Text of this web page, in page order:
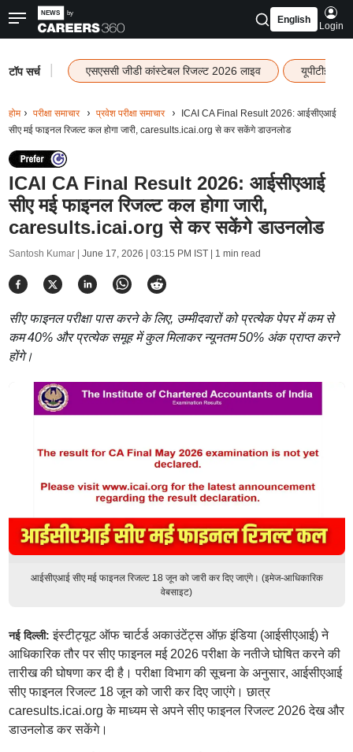
English
Login
टॉप सर्च एसएससी जीडी कांस्टेबल रिजल्ट 2026 लाइव यूपीटीईटी
होम परीक्षा समाचार प्रवेश परीक्षा समाचार
ICAI CA Final Result 2026: आईसीएआई
सीए मई फाइनल रिजल्ट कल होगा जारी, caresults.icai.org से कर सकेंगे डाउनलोड
ICAI CA Final Result 2026: आईसीएआई
सीए मई फाइनल रिजल्ट कल होगा जारी,
caresults.icai.org से कर सकेंगे डाउनलोड
Santosh Kumar | June 17, 2026 | 03:15 PM IST| 1 min read
सीए फाइनल परीक्षा पास करने के लिए, उम्मीदवारों को प्रत्येक पेपर में कम से
कम 40% और प्रत्येक समूह में कुल मिलाकर न्यूनतम 50% अंक प्राप्त करने
होंगे।
आईसीएआई सीए मई फाइनल रिजल्ट 18 जून को जारी कर दिए जाएंगे। (इमेज-आधिकारिक
वेबसाइट)
नई दिल्ली: इंस्टीट्यूट ऑफ चार्टर्ड अकाउंटेंट्स ऑफ़ इंडिया (आईसीएआई) ने
आधिकारिक तौर पर सीए फाइनल मई 2026 परीक्षा के नतीजे घोषित करने की
तारीख की घोषणा कर दी है। परीक्षा विभाग की सूचना के अनुसार, आईसीएआई
सीए फाइनल रिजल्ट 18 जून को जारी कर दिए जाएंगे। छात्र
caresults.icai.org के माध्यम से अपने सीए फाइनल रिजल्ट 2026 देख और
डाउनलोड कर सकेंगे।